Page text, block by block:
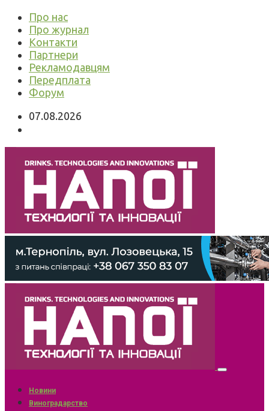
Про нас
Про журнал
Контакти
Партнери
Рекламодавцям
Передплата
Форум
07.08.2026
Новини
Виноградарство